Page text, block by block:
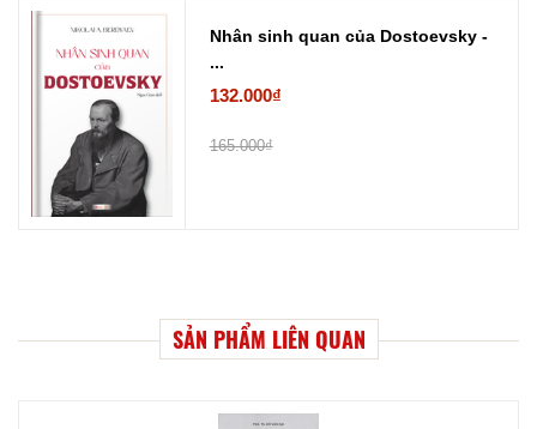
Nhân sinh quan của Dostoevsky -
...
132.000₫
165.000₫
SẢN PHẨM LIÊN QUAN